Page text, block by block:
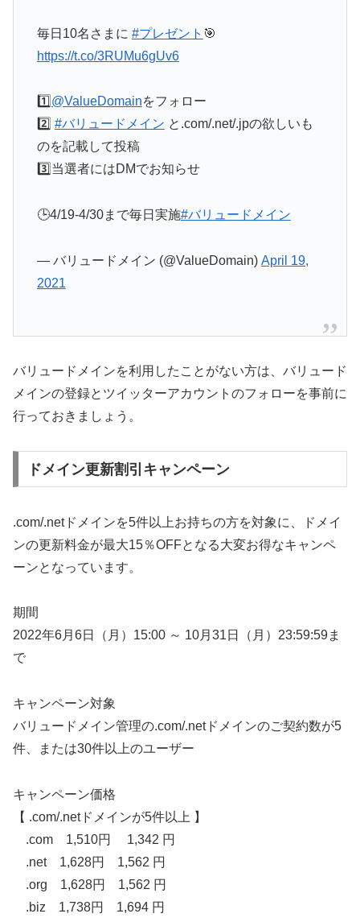
毎日10名さまに #プレゼント 🎯
https://t.co/3RUMu6gUv6
1️⃣ @ValueDomainをフォロー
2️⃣ #バリュードメイン と.com/.net/.jpの欲しいも
のを記載して投稿
3️⃣当選者にはDMでお知らせ
🕒4/19-4/30まで毎日実施#バリュードメイン
— バリュードメイン (@ValueDomain) April 19,
2021
バリュードメインを利用したことがない方は、バリュード
メインの登録とツイッターアカウントのフォローを事前に
行っておきましょう。
ドメイン更新割引キャンペーン
.com/.netドメインを5件以上お持ちの方を対象に、ドメイ
ンの更新料金が最大15％OFFとなる大変お得なキャンペ
ーンとなっています。
期間
2022年6月6日（月）15:00 ～ 10月31日（月）23:59:59ま
で
キャンペーン対象
バリュードメイン管理の.com/.netドメインのご契約数が5
件、または30件以上のユーザー
キャンペーン価格
【 .com/.netドメインが5件以上 】
.com 1,510円 1,342 円
.net 1,628円 1,562 円
.org 1,628円 1,562 円
.biz 1,738円 1,694 円